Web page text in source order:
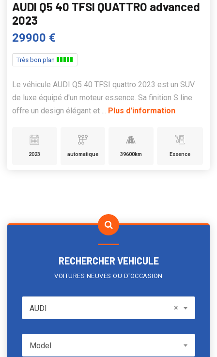
AUDI Q5 40 TFSI QUATTRO advanced
2023
29900 €
Très bon plan
Le véhicule AUDI Q5 40 TFSI quattro 2023 est un SUV
de luxe équipé d'un moteur essence. Sa finition S line
offre un design élégant et ... Plus d'information
2023 automatique 39600km Essence
RECHERCHER VEHICULE
VOITURES NEUVES OU D'OCCASION
×
AUDI
ModelModel